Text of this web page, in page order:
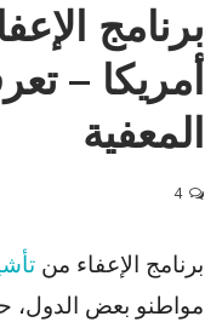
برنامج
أمريكا –
المعفية
4
برنامج الإعفاء من
مواطنو بعض الدول،